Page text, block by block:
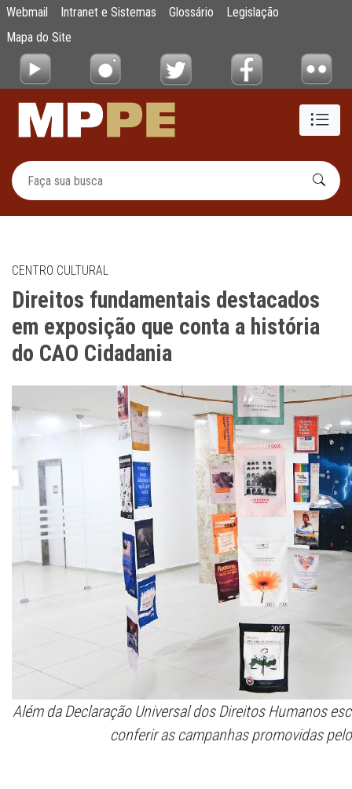
Pular para o Conteúdo principal
Direitos fundamentais destacados em
Webmail Intranet e Sistemas Glossário
Legislação
Mapa do Site
CENTRO CULTURAL
Direitos fundamentais destacados
em exposição que conta a história
do CAO Cidadania
Além da Declaração Universal dos Direitos Humanos
conferir as campanhas promovidas